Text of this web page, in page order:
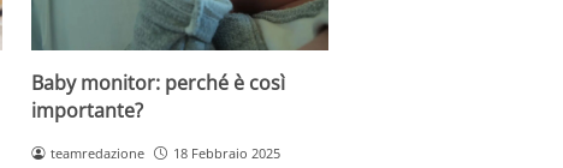
Baby monitor: perché è così
importante?
teamredazione 18 Febbraio 2025